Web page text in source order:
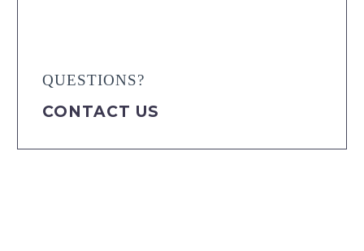
QUESTIONS?
CONTACT US